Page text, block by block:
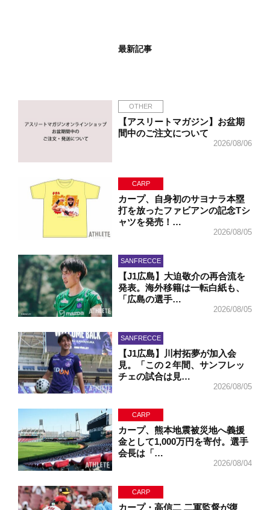
最新記事
OTHER
【アスリートマガジン】お盆期
間中のご注文について
2026/08/06
CARP
カープ、自身初のサヨナラ本塁
打を放ったファビアンの記念Tシ
ャツを発売！…
2026/08/05
SANFRECCE
【J1広島】大迫敬介の再合流を
発表。海外移籍は一転白紙も、
「広島の選手…
2026/08/05
SANFRECCE
【J1広島】川村拓夢が加入会
見。「この２年間、サンフレッ
チェの試合は見…
2026/08/05
CARP
カープ、熊本地震被災地へ義援
金として1,000万円を寄付。選手
会長は「…
2026/08/04
CARP
カープ・高信二 二軍監督が復